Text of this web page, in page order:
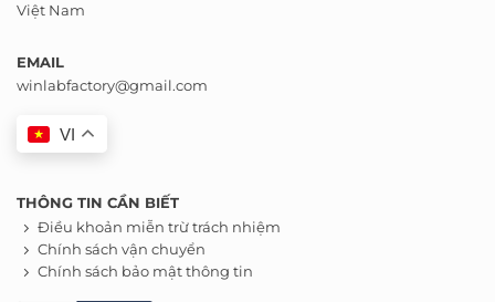
Việt Nam
EMAIL
winlabfactory@gmail.com
VI
THÔNG TIN CẦN BIẾT
Điều khoản miễn trừ trách nhiệm
Chính sách vận chuyển
Chính sách bảo mật thông tin